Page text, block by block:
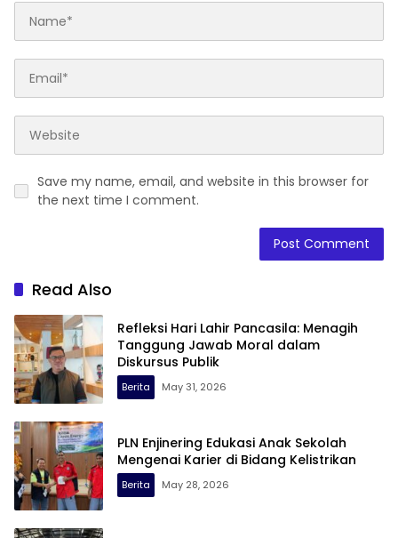
Save my name, email, and website in this browser for
the next time I comment.
Read Also
Refleksi Hari Lahir Pancasila: Menagih
Tanggung Jawab Moral dalam
Diskursus Publik
Berita May 31, 2026
PLN Enjinering Edukasi Anak Sekolah
Mengenai Karier di Bidang Kelistrikan
Berita May 28, 2026